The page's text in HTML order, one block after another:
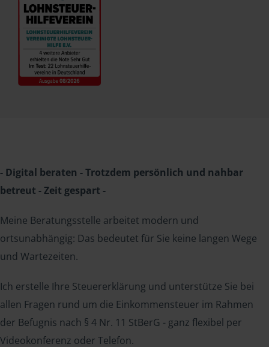
- Digital beraten - Trotzdem persönlich und nahbar
betreut - Zeit gespart -
Meine Beratungsstelle arbeitet modern und
ortsunabhängig: Das bedeutet für Sie keine langen Wege
und Wartezeiten.
Ich erstelle Ihre Steuererklärung und unterstütze Sie bei
allen Fragen rund um die Einkommensteuer im Rahmen
der Befugnis nach § 4 Nr. 11 StBerG - ganz flexibel per
Videokonferenz oder Telefon.